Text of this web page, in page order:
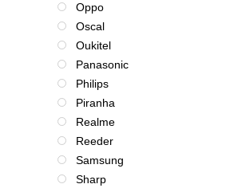
Oppo
Oscal
Oukitel
Panasonic
Philips
Piranha
Realme
Reeder
Samsung
Sharp